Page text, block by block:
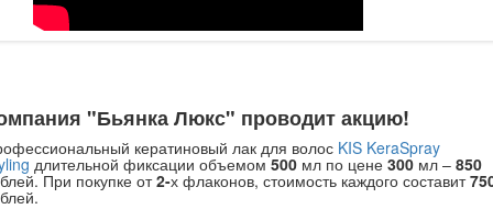
"Бьянка Люкс" проводит акцию!
кератиновый лак для волос KIS KeraSpray
длительной фиксации объемом500 мл по цене 300 мл – 850
При покупке от2-х флаконов, стоимость каждого составит